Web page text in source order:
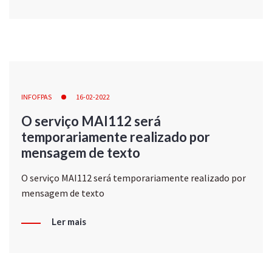
INFOFPAS 16-02-2022
O serviço MAI112 será
temporariamente realizado por
mensagem de texto
O serviço MAI112 será temporariamente realizado por
mensagem de texto
Ler mais